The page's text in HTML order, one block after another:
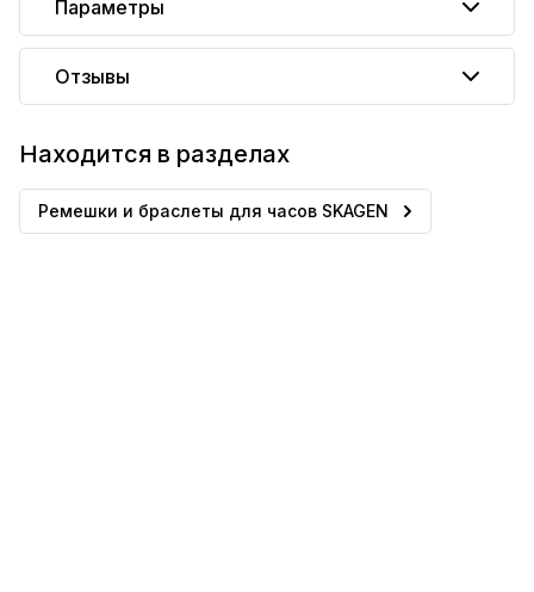
Параметры
Отзывы
Находится в разделах
Ремешки и браслеты для часов SKAGEN